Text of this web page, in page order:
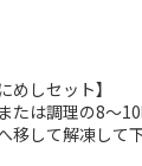
めしセット】
たは調理の8～
移して解凍して下